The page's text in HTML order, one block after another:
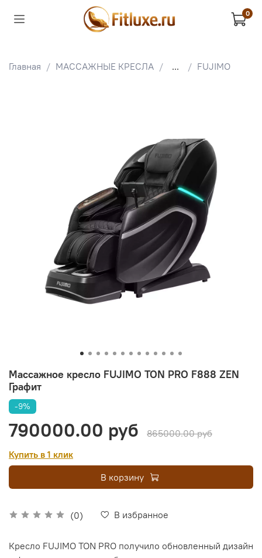
0
Главная МАССАЖНЫЕ КРЕСЛА ... FUJIMO
Массажное кресло FUJIMO TON PRO F888 ZEN
Графит
(0) В избранное
-9%
790000.00 руб
865000.00 руб
Купить в 1 клик
В корзину
Кресло FUJIMO TON PRO получило обновленный дизайн